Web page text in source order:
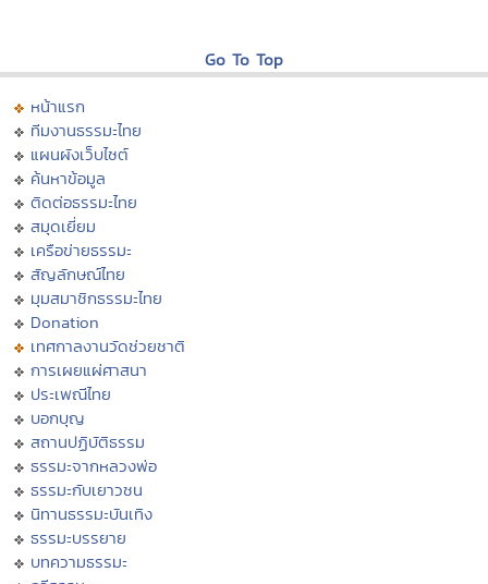
Go To Top
หน้าแรก
ทีมงานธรรมะไทย
แผนผังเว็บไซต์
ค้นหาข้อมูล
ติดต่อธรรมะไทย
สมุดเยี่ยม
เครือข่ายธรรมะ
สัญลักษณ์ไทย
มุมสมาชิกธรรมะไทย
Donation
เทศกาลงานวัดช่วยชาติ
การเผยแผ่ศาสนา
ประเพณีไทย
บอกบุญ
สถานปฏิบัติธรรม
ธรรมะจากหลวงพ่อ
ธรรมะกับเยาวชน
นิทานธรรมะบันเทิง
ธรรมะบรรยาย
บทความธรรมะ